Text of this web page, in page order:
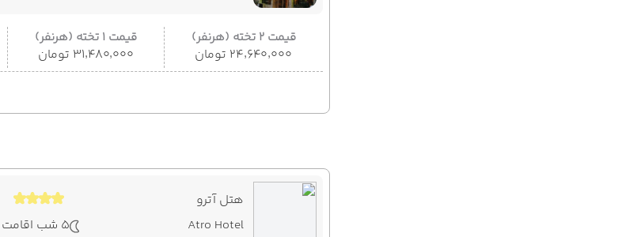
قیمت 2 تخته (هرنفر)
۲۴٬۶۴۰٬۰۰۰ تومان
قیمت 1 تخته (هرنفر)
۳۱٬۴۸۰٬۰۰۰ تومان
هتل آترو
Atro Hotel
5 شب اقامت